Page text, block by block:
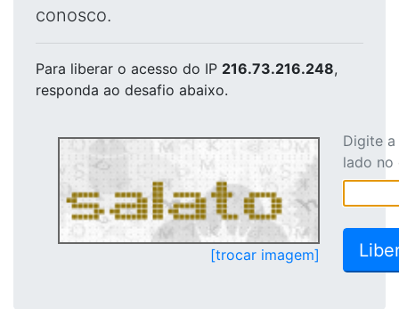
conosco.
Para liberar o acesso do IP 216.73.216.248,
responda ao desafio abaixo.
[trocar imagem]
Digite
lado no